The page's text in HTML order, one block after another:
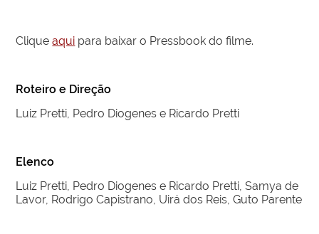
Cliqueaqui para baixar o Pressbook do filme.
Roteiro e Direção
Luiz Pretti, Pedro Diogenes e Ricardo Pretti
Elenco
Luiz Pretti, Pedro Diogenes e Ricardo Pretti, Samya de
Lavor, Rodrigo Capistrano, Uirá dos Reis, Guto Parente